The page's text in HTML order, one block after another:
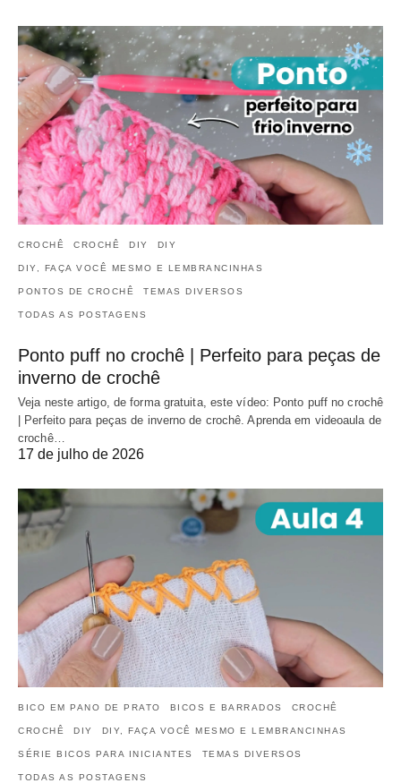
CROCHÊ CROCHÊ DIY DIY
DIY, FAÇA VOCÊ MESMO E LEMBRANCINHAS
PONTOS DE CROCHÊ TEMAS DIVERSOS
TODAS AS POSTAGENS
Ponto puff no crochê | Perfeito para peças de
inverno de crochê
Veja neste artigo, de forma gratuita, este vídeo: Ponto puff no crochê
| Perfeito para peças de inverno de crochê. Aprenda em videoaula de
crochê…
17 de julho de 2026
BICO EM PANO DE PRATO BICOS E BARRADOS CROCHÊ
CROCHÊ DIY DIY, FAÇA VOCÊ MESMO E LEMBRANCINHAS
SÉRIE BICOS PARA INICIANTES TEMAS DIVERSOS
TODAS AS POSTAGENS